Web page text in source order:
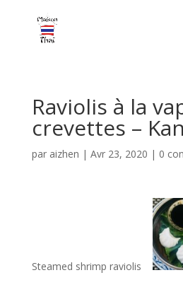
Raviolis à la
crevettes –
par aizhen | Avr 23, 2020 | 0
Steamed shrimp raviolis